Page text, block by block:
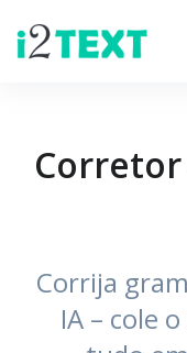
Corrija
IA – cole